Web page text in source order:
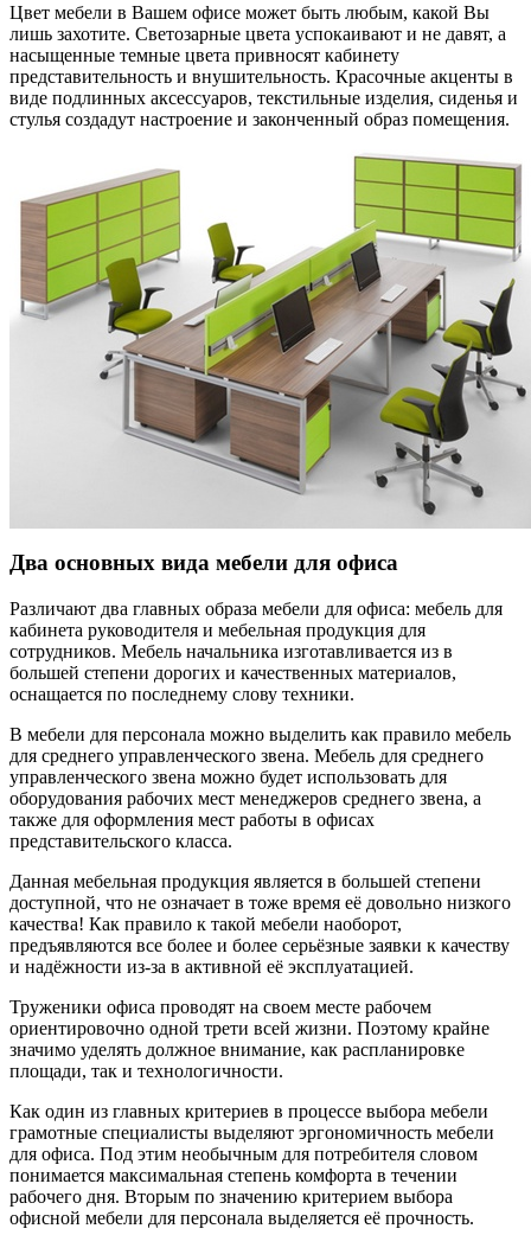
Цвет мебели в Вашем офисе может быть любым, какой Вы
лишь захотите. Светозарные цвета успокаивают и не давят, а
насыщенные темные цвета привносят кабинету
представительность и внушительность. Красочные акценты в
виде подлинных аксессуаров, текстильные изделия, сиденья и
стулья создадут настроение и законченный образ помещения.
Два основных вида мебели для офиса
Различают два главных образа мебели для офиса: мебель для
кабинета руководителя и мебельная продукция для
сотрудников. Мебель начальника изготавливается из в
большей степени дорогих и качественных материалов,
оснащается по последнему слову техники.
В мебели для персонала можно выделить как правило мебель
для среднего управленческого звена. Мебель для среднего
управленческого звена можно будет использовать для
оборудования рабочих мест менеджеров среднего звена, а
также для оформления мест работы в офисах
представительского класса.
Данная мебельная продукция является в большей степени
доступной, что не означает в тоже время её довольно низкого
качества! Как правило к такой мебели наоборот,
предъявляются все более и более серьёзные заявки к качеству
и надёжности из-за в активной её эксплуатацией.
Труженики офиса проводят на своем месте рабочем
ориентировочно одной трети всей жизни. Поэтому крайне
значимо уделять должное внимание, как распланировке
площади, так и технологичности.
Как один из главных критериев в процессе выбора мебели
грамотные специалисты выделяют эргономичность мебели
для офиса. Под этим необычным для потребителя словом
понимается максимальная степень комфорта в течении
рабочего дня. Вторым по значению критерием выбора
офисной мебели для персонала выделяется её прочность.